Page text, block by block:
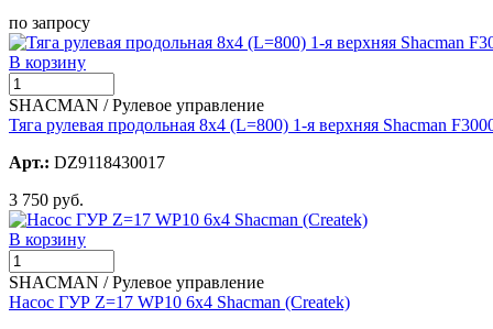
по запросу
В корзину
SHACMAN / Рулевое управление
Тяга рулевая продольная 8х4 (L=800) 1-я верхняя Shacman
Арт.: DZ9118430017
3 750 руб.
В корзину
SHACMAN / Рулевое управление
Насос ГУР Z=17 WP10 6x4 Shacman (Createk)